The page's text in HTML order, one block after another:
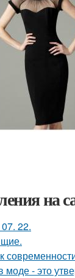
на
22.
моде - это